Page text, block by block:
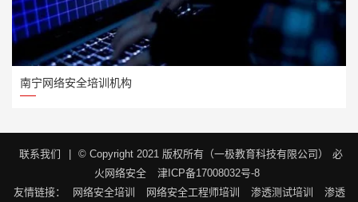
南宁网络安全培训机构
联系我们 © Copyright 2021 版权所有（一极教育科技有限公司）
必
火网络安全
津ICP备17008032号-8
友情链接：
网络安全培训 网络安全工程师培训 渗透测试培训 渗透